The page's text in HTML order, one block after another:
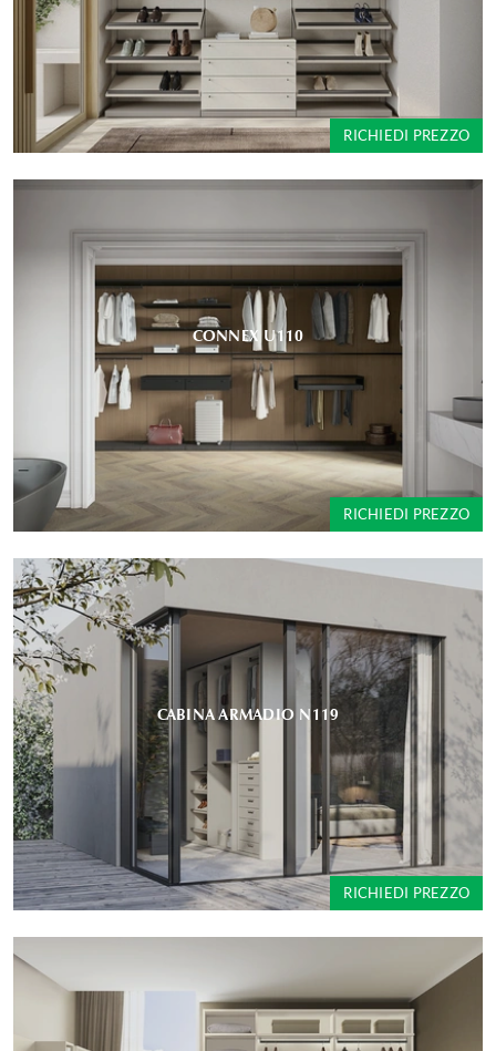
RICHIEDI PREZZO
CONNEX U110
RICHIEDI PREZZO
CABINA ARMADIO N119
RICHIEDI PREZZO